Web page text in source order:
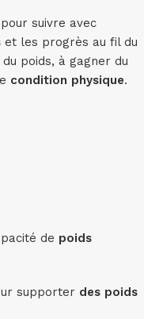
suivre avec
et les progrès au fil du
poids, à gagner du
condition physique.
de poids
supporter des poids